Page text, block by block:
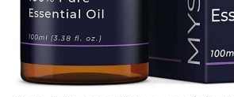
la
pour